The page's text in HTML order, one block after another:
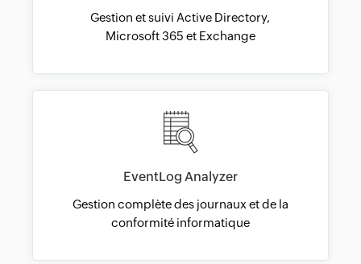
Gestion et suivi Active Directory,
Microsoft 365 et Exchange
EventLog Analyzer
Gestion complète des journaux et de la
conformité informatique